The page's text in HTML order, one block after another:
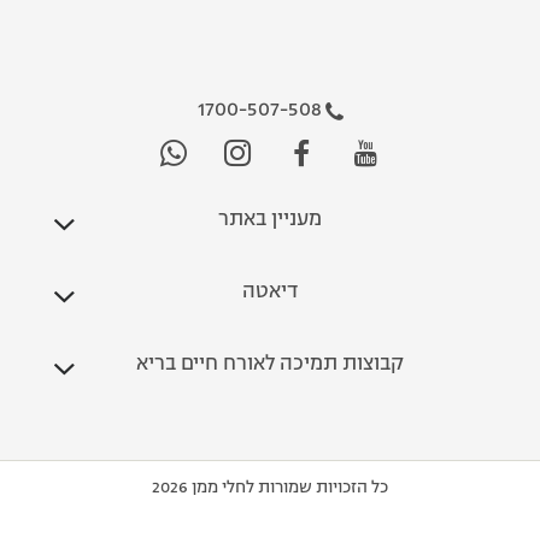
1700-507-508
מעניין באתר
דיאטה
קבוצות תמיכה לאורח חיים בריא
כל הזכויות שמורות לחלי ממן 2026